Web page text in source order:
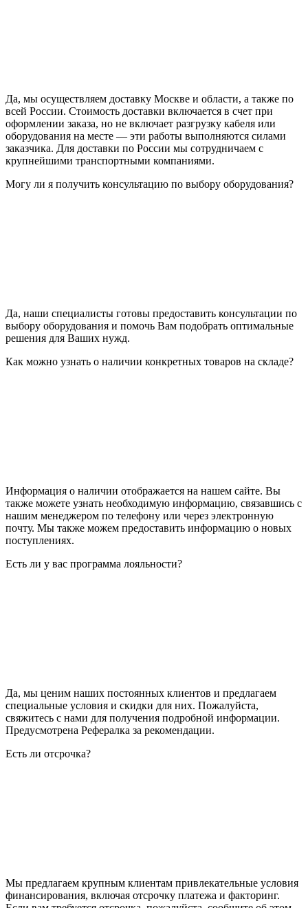
Да, мы осуществляем доставку Москве и области, а также по
всей России. Стоимость доставки включается в счет при
оформлении заказа, но не включает разгрузку кабеля или
оборудования на месте — эти работы выполняются силами
заказчика. Для доставки по России мы сотрудничаем с
крупнейшими транспортными компаниями.
Могу ли я получить консультацию по выбору оборудования?
Да, наши специалисты готовы предоставить консультации по
выбору оборудования и помочь Вам подобрать оптимальные
решения для Ваших нужд.
Как можно узнать о наличии конкретных товаров на складе?
Информация о наличии отображается на нашем сайте. Вы
также можете узнать необходимую информацию, связавшись с
нашим менеджером по телефону или через электронную
почту. Мы также можем предоставить информацию о новых
поступлениях.
Есть ли у вас программа лояльности?
Да, мы ценим наших постоянных клиентов и предлагаем
специальные условия и скидки для них. Пожалуйста,
свяжитесь с нами для получения подробной информации.
Предусмотрена Рефералка за рекомендации.
Есть ли отсрочка?
Мы предлагаем крупным клиентам привлекательные условия
финансирования, включая отсрочку платежа и факторинг.